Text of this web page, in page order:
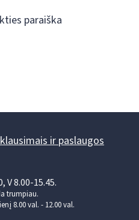
paraiška
ir paslaugos
V 8.00-15.45.
trumpiau.
8.00 val. - 12.00 val.